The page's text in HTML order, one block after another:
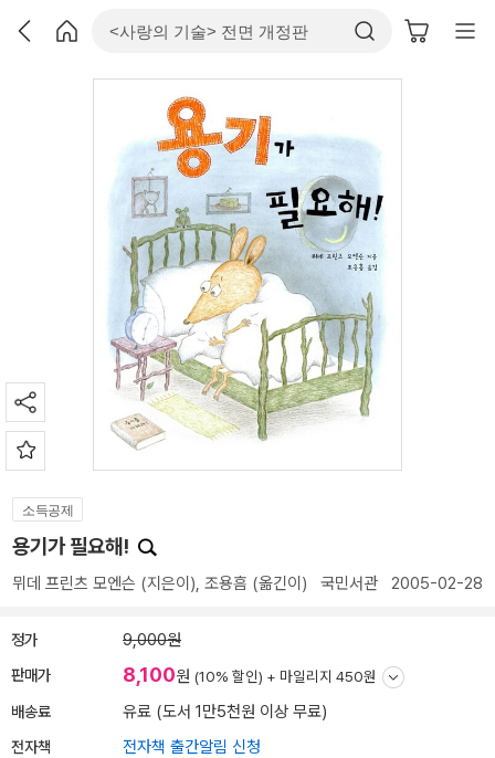
소득공제
용기가 필요해!
뮈데 프린츠 모엔슨 (지은이), 조용흠 (옮긴이) 국민서관 2005-02-28
정가 9,000원
판매가 8,100원 (10% 할인) + 마일리지 450원
배송료 유료 (도서 1만5천원 이상 무료)
전자책 전자책 출간알림 신청